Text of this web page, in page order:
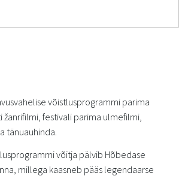
võistlusprogrammi parima
žanrifilmi, festivali parima ulmefilmi,
tänuauhinda.
võitja pälvib Hõbedase
millega kaasneb pääs legendaarse